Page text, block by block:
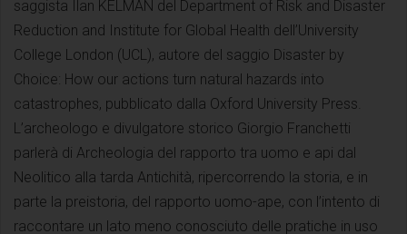
saggista Ilan KELMAN del Department of Risk and Disaster
Reduction and Institute for Global Health dell’University
College London (UCL), autore del saggio Disaster by
Choice: How our actions turn natural hazards into
catastrophes, pubblicato dalla Oxford University Press.
L’archeologo e divulgatore storico Giorgio Franchetti
parlerà di Archeologia del rapporto tra uomo e api dal
Neolitico alla tarda Antichità, ripercorrendo la storia, e in
parte la preistoria, del rapporto uomo-ape, con l’intento di
raccontare un lato meno conosciuto delle pratiche in uso